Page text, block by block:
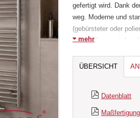
gefertigt wird. Dank
weg. Moderne und
(gebürsteter oder
immer dienen wird
Turnsäle, private
Abdeckkappen und
Maß hergestellt
wenn der durch
mehr
ÜBERSICHT
Datenblatt